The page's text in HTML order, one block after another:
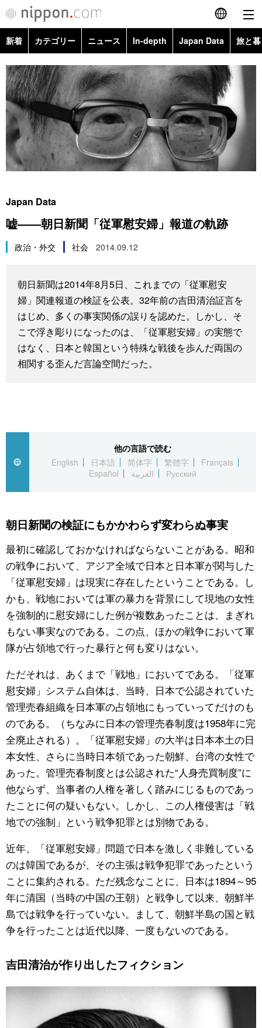
English
简体字
繁體字
Français
Español
Русский
カテゴリー
政治・外交
社会
文化
科学・技術
暮らし
ニュース
旅と暮らし
動画/Live
Books
Cinema
公式SNS
新着 カテゴリー ニュース In-depth Japan Data 旅と
政治・外交
経済・ビジネス
国際・海外
社会
科学・技術
暮らし
スポーツ・東京2020
Topics
Images
People
東京
Japan Data
嘘——朝日新聞「従軍慰安婦」報道の軌跡
政治・外交 社会 2014.09.12
朝日新聞は2014年8月5日、これまでの「従軍慰安
婦」関連報道の検証を公表。32年前の吉田清治証言を
はじめ、多くの事実関係の誤りを認めた。しかし、そ
こで浮き彫りになったのは、「従軍慰安婦」の実態で
はなく、日本と韓国という特殊な戦後を歩んだ両国の
相関する歪んだ言論空間だった。
他の言語で読む
English
日本語 简体字 繁體字
Français
Español
العربية Русский
朝日新聞の検証にもかかわらず変わらぬ事実
最初に確認しておかなければならないことがある。昭和
の戦争において、アジア全域で日本と日本軍が関与した
「従軍慰安婦」は現実に存在したということである。し
かも、戦地においては軍の暴力を背景にして現地の女性
を強制的に慰安婦にした例が複数あったことは、まぎれ
もない事実なのである。この点、ほかの戦争において軍
隊が占領地で行った暴行と何も変りはない。
ただそれは、あくまで「戦地」においてである。「従軍
慰安婦」システム自体は、当時、日本で公認されていた
管理売春組織を日本軍の占領地にもっていってだけのも
のである。（ちなみに日本の管理売春制度は1958年に完
全廃止される）。「従軍慰安婦」の大半は日本本土の日
本女性、さらに当時日本領であった朝鮮、台湾の女性で
あった。管理売春制度とは公認された“人身売買制度”に
他ならず、当事者の人権を著しく踏みにじるものであっ
たことに何の疑いもない。しかし、この人権侵害は「戦
地での強制」という戦争犯罪とは別物である。
近年、「従軍慰安婦」問題で日本を激しく非難している
のは韓国であるが、その主張は戦争犯罪であったという
ことに集約される。ただ残念なことに、日本は1894～95
年に清国（当時の中国の王朝）と戦争して以来、朝鮮半
島では戦争を行っていない。まして、朝鮮半島の国と戦
争を行ったことは近代以降、一度もないのである。
吉田清治が作り出したフィクション